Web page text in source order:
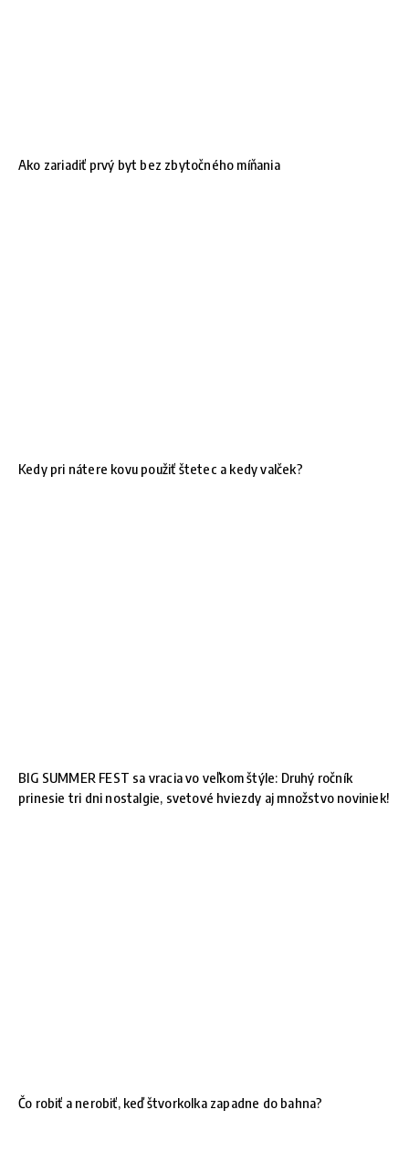
Ako zariadiť prvý byt bez zbytočného míňania
Kedy pri nátere kovu použiť štetec a kedy valček?
BIG SUMMER FEST sa vracia vo veľkom štýle: Druhý ročník
prinesie tri dni nostalgie, svetové hviezdy aj množstvo noviniek!
Čo robiť a nerobiť, keď štvorkolka zapadne do bahna?